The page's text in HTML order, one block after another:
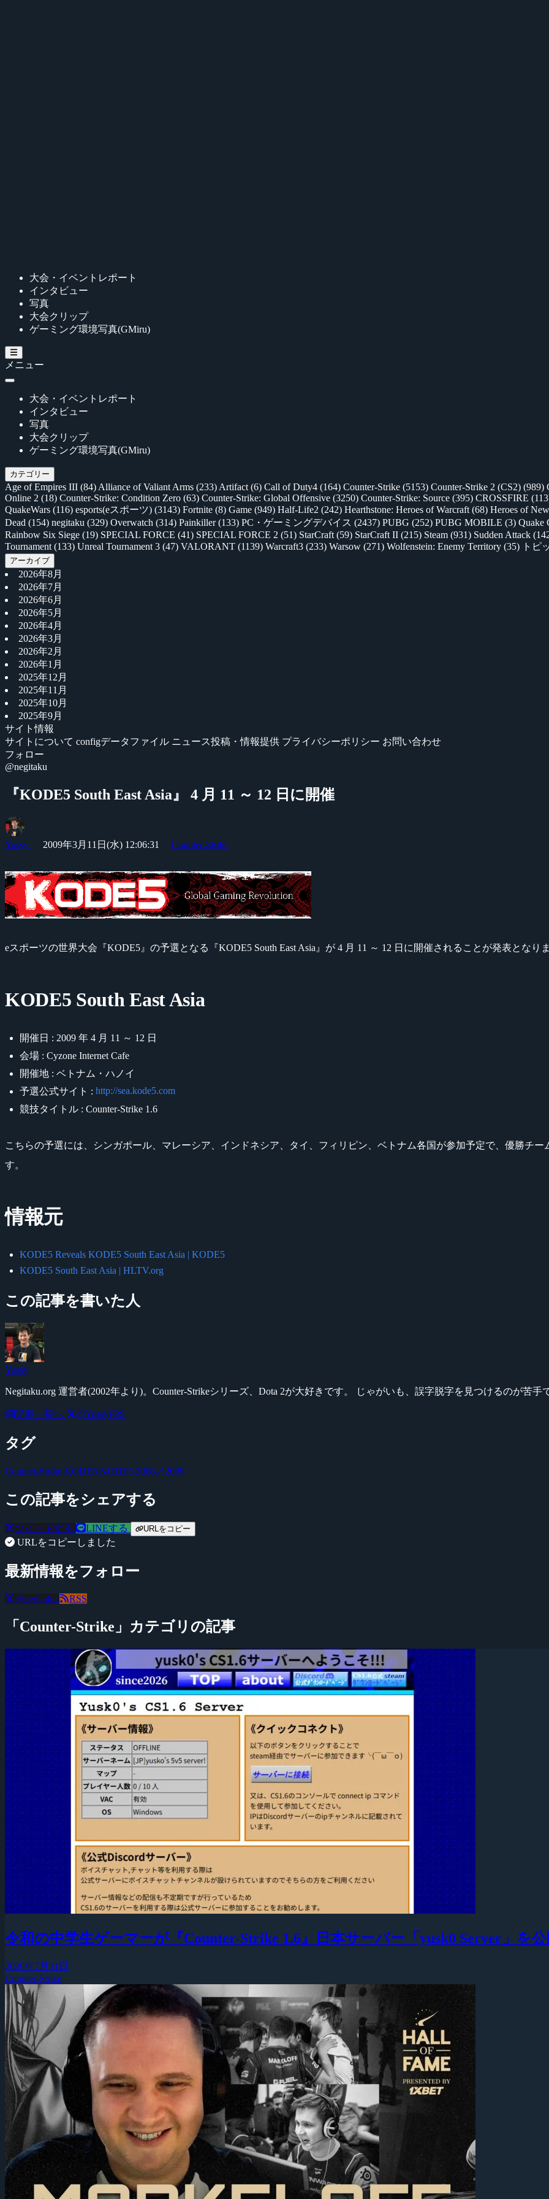
大会・イベントレポート
インタビュー
写真
大会クリップ
ゲーミング環境写真(GMiru)
メニュー
大会・イベントレポート
インタビュー
写真
大会クリップ
ゲーミング環境写真(GMiru)
カテゴリー
Age of Empires III (84) Alliance of Valiant Arms (233) Artifact (6) Call of Duty4 (164) Counter-Strike (5153) Counter-Strike 2 (CS2) (989)
Online 2 (18) Counter-Strike: Condition Zero (63) Counter-Strike: Global Offensive (3250) Counter-Strike: Source (395) CROSSFIRE
QuakeWars (116) esports(eスポーツ) (3143) Fortnite (8) Game (949) Half-Life2 (242) Hearthstone: Heroes of Warcraft (68) Heroes of
Dead (154) negitaku (329) Overwatch (314) Painkiller(133) PC・ゲーミングデバイス (2437) PUBG (252) PUBG MOBILE (3) Quake
Rainbow Six Siege (19) SPECIAL FORCE (41) SPECIAL FORCE 2 (51) StarCraft (59) StarCraft II (215) Steam (931) Sudden Attack
Tournament (133) Unreal Tournament 3 (47) VALORANT (1139) Warcraft3 (233) Warsow (271) Wolfenstein: Enemy Territory (35) トピ
アーカイブ
2026年8月
2026年7月
2026年6月
2026年5月
2026年4月
2026年3月
2026年2月
2026年1月
2025年12月
2025年11月
2025年10月
2025年9月
サイト情報
サイトについて configデータファイル ニュース投稿・情報提供 プライバシーポリシー お問い合わせ
フォロー
@negitaku
『KODE5 South East Asia』 4 月 11 ～ 12 日に開催
Yossy 2009年3月11日(水) 12:06:31 Counter-Strike
eスポーツの世界大会『KODE5』の予選となる『KODE5 South East Asia』が 4 月 11 ～ 12 日に開催されることが発表となり
KODE5 South East Asia
開催日 : 2009 年 4 月 11 ～ 12 日
会場 : Cyzone Internet Cafe
開催地 : ベトナム・ハノイ
予選公式サイト : http://sea.kode5.com
競技タイトル : Counter-Strike 1.6
こちらの予選には、シンガポール、マレーシア、インドネシア、タイ、フィリピン、ベトナム各国が参加予定で、優勝チー
す。
情報元
KODE5 Reveals KODE5 South East Asia | KODE5
KODE5 South East Asia | HLTV.org
この記事を書いた人
Yossy
Negitaku.org 運営者(2002年より)。Counter-Strikeシリーズ、Dota 2が大好きです。 じゃがいも、誤字脱字を見つけるのが苦
記事一覧へ @YossyFPS
タグ
Counter-Strike KODE5 KODE5 2008／2009
この記事をシェアする
ツイートする LINEする URLをコピー
URLをコピーしました
最新情報をフォロー
@negitaku RSS
「Counter-Strike」カテゴリの記事
令和の中学生ゲーマーが『Counter-Strike 1.6』日本サーバー「yusk0 Server」を
2026年7月31日
Counter-Strike